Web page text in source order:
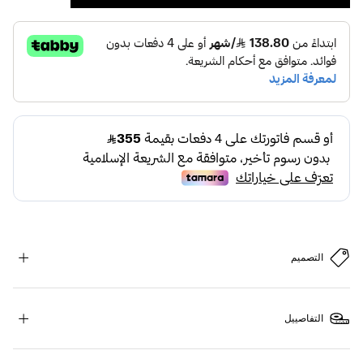
التصميم
التفاصييل